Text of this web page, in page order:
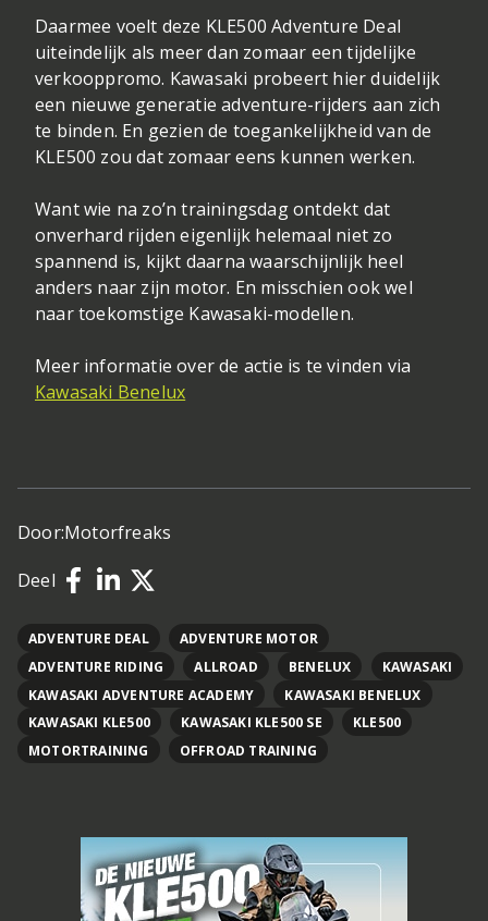
Daarmee voelt deze KLE500 Adventure Deal
uiteindelijk als meer dan zomaar een tijdelijke
verkooppromo. Kawasaki probeert hier duidelijk
een nieuwe generatie adventure-rijders aan zich
te binden. En gezien de toegankelijkheid van de
KLE500 zou dat zomaar eens kunnen werken.
Want wie na zo’n trainingsdag ontdekt dat
onverhard rijden eigenlijk helemaal niet zo
spannend is, kijkt daarna waarschijnlijk heel
anders naar zijn motor. En misschien ook wel
naar toekomstige Kawasaki-modellen.
Meer informatie over de actie is te vinden via
Kawasaki Benelux
Door:Motorfreaks
Deel
ADVENTURE DEAL
ADVENTURE MOTOR
ADVENTURE RIDING
ALLROAD BENELUX
KAWASAKI
KAWASAKI ADVENTURE ACADEMY
KAWASAKI BENELUX
KAWASAKI KLE500
KAWASAKI KLE500 SE
KLE500
MOTORTRAINING
OFFROAD TRAINING